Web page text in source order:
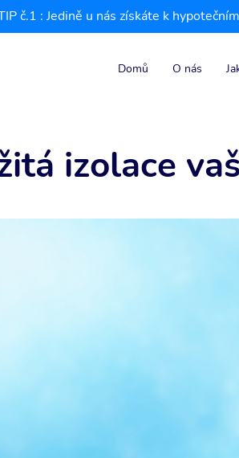
č.1 : Jedině u nás získáte k
Domů O nás
izolace